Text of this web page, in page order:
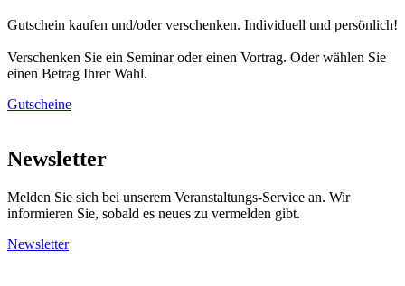
Gutschein kaufen und/oder verschenken. Individuell und persönlich!
Verschenken Sie ein Seminar oder einen Vortrag. Oder wählen Sie
einen Betrag Ihrer Wahl.
Gutscheine
Newsletter
Melden Sie sich bei unserem Veranstaltungs-Service an. Wir
informieren Sie, sobald es neues zu vermelden gibt.
Newsletter